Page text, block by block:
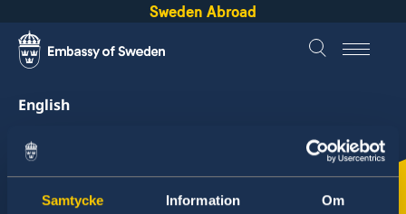
Samtycke Information Om
Sweden Abroad
English
Sweden &
Gibraltar